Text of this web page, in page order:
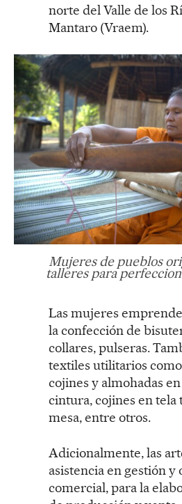
norte del Valle de los
Mantaro (Vraem).
Mujeres de pueblos
talleres para
Las mujeres
la confección de
collares, pulseras.
textiles utilitarios
cojines y almohadas
cintura, cojines en tela
mesa, entre otros.
Adicionalmente, las
asistencia en gestión y
comercial, para la